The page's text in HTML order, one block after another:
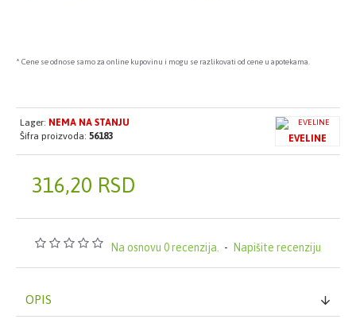
* Cene se odnose samo za online kupovinu i mogu se razlikovati od cene u apotekama.
Na osnovu 0 recenzija. - Napišite recenziju
316,20 RSD
Lager: NEMA NA STANJU
Šifra proizvoda: 56183 EVELINE
OPIS